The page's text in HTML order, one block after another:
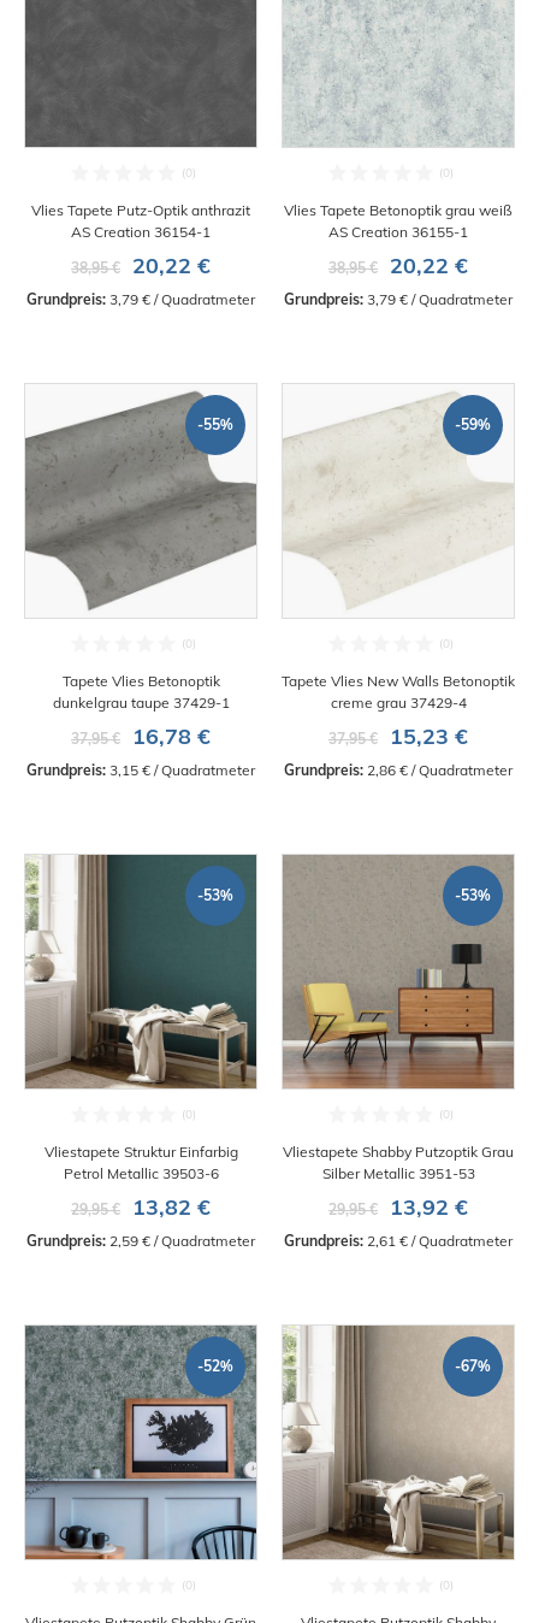
Vlies Tapete Putz-Optik anthrazit
AS Creation 36154-1
38,95 €
20,22 €
Grundpreis: 3,79 € / Quadratmeter
Vlies Tapete Betonoptik grau weiß
AS Creation 36155-1
38,95 €
20,22 €
Grundpreis: 3,79 € / Quadratmeter
-55%
Tapete Vlies Betonoptik
dunkelgrau taupe 37429-1
37,95 €
16,78 €
Grundpreis: 3,15 € / Quadratmeter
-59%
Tapete Vlies New Walls Betonoptik
creme grau 37429-4
37,95 €
15,23 €
Grundpreis: 2,86 € / Quadratmeter
-53%
Vliestapete Struktur Einfarbig
Petrol Metallic 39503-6
29,95 €
13,82 €
Grundpreis: 2,59 € / Quadratmeter
-53%
Vliestapete Shabby Putzoptik Grau
Silber Metallic 3951-53
29,95 €
13,92 €
Grundpreis: 2,61 € / Quadratmeter
-52% -67%